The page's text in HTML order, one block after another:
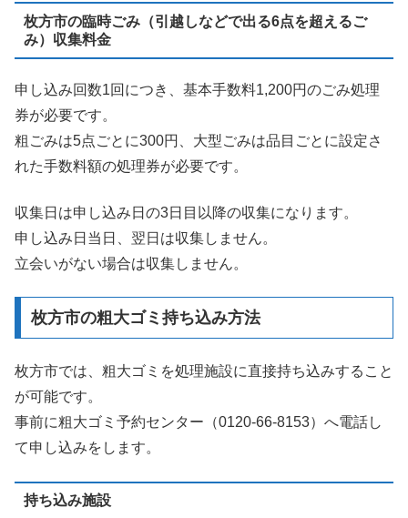
枚方市の臨時ごみ（引越しなどで出る6点を超えるご
み）収集料金
申し込み回数1回につき、基本手数料1,200円のごみ処理
券が必要です。
粗ごみは5点ごとに300円、大型ごみは品目ごとに設定さ
れた手数料額の処理券が必要です。
収集日は申し込み日の3日目以降の収集になります。
申し込み日当日、翌日は収集しません。
立会いがない場合は収集しません。
枚方市の粗大ゴミ持ち込み方法
枚方市では、粗大ゴミを処理施設に直接持ち込みすること
が可能です。
事前に粗大ゴミ予約センター（0120-66-8153）へ電話し
て申し込みをします。
持ち込み施設